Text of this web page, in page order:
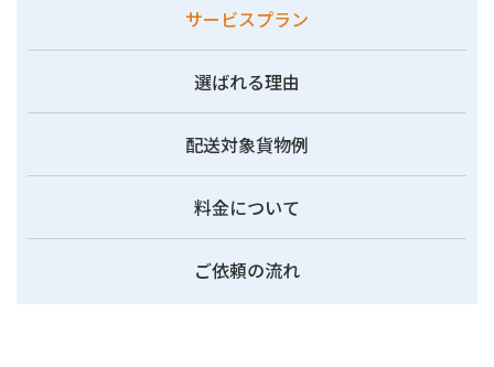
サービスプラン
選ばれる理由
配送対象貨物例
料金について
ご依頼の流れ